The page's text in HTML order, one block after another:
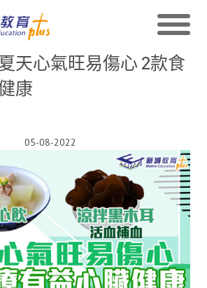
天心氣旺易傷心 2款食
康
05-08-2022